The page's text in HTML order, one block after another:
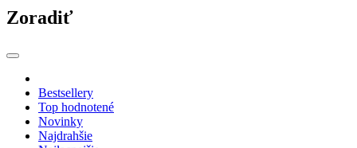
Zoradiť
Bestsellery
Top hodnotené
Novinky
Najdrahšie